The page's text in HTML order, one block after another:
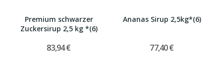
Premium schwarzer
Zuckersirup 2,5 kg *(6)
83,94 €
Ananas Sirup 2,5kg*(6)
77,40 €